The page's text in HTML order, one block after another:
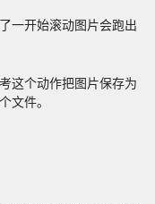
一开始滚动图片会跑出
这个动作把图片保存为
文件。